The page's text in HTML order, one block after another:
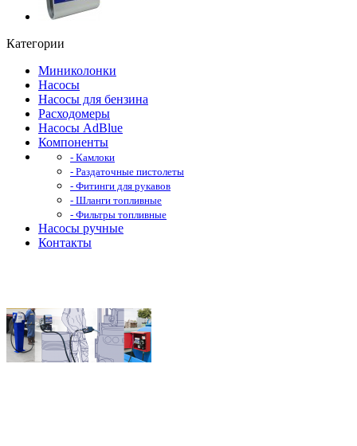
Категории
Миниколонки
Насосы
Насосы для бензина
Расходомеры
Насосы AdBlue
Компоненты
- Камлоки
- Раздаточные пистолеты
- Фитинги для рукавов
- Шланги топливные
- Фильтры топливные
Насосы ручные
Контакты